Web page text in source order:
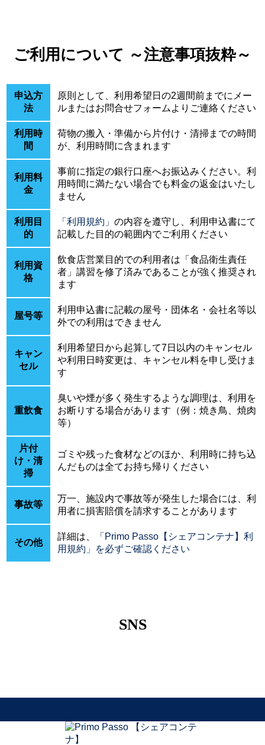
ご利用について ～注意事項抜粋～
申込方
法
原則として、利用希望日の2週間前までにメー
ルまたはお問合せフォームよりご連絡ください
利用時
間
荷物の搬入・準備から片付け・清掃までの時間
が、利用時間に含まれます
利用料
金
事前に指定の銀行口座へお振込みください。利
用時間に満たない場合でも料金の返金はいたし
ません
利用目
的
「利用規約」 の内容を遵守し、利用申込書にて
記載した目的の範囲内でご利用ください
利用資
格
飲食店営業目的での利用者は「食品衛生責任
者」講習を修了済みであることが強く推奨され
ます
屋号等
利用申込書に記載の屋号・団体名・会社名等以
外での利用はできません
キャン
セル
利用希望日から起算して7日以内のキャンセル
や利用日時変更は、キャンセル料を申し受けま
す
重飲食
臭いや煙が多く発生するような調理は、利用を
お断りする場合があります（例：焼き鳥、焼肉
等）
片付
け・清
掃
ゴミや残った食材などのほか、利用時に持ち込
んだものは全てお持ち帰りください
事故等
万一、施設内で事故等が発生した場合には、利
用者に損害賠償を請求することがあります
その他
詳細は、
「Primo Passo【シェアコンテナ】利
用規約」を必ずご確認ください
SNS